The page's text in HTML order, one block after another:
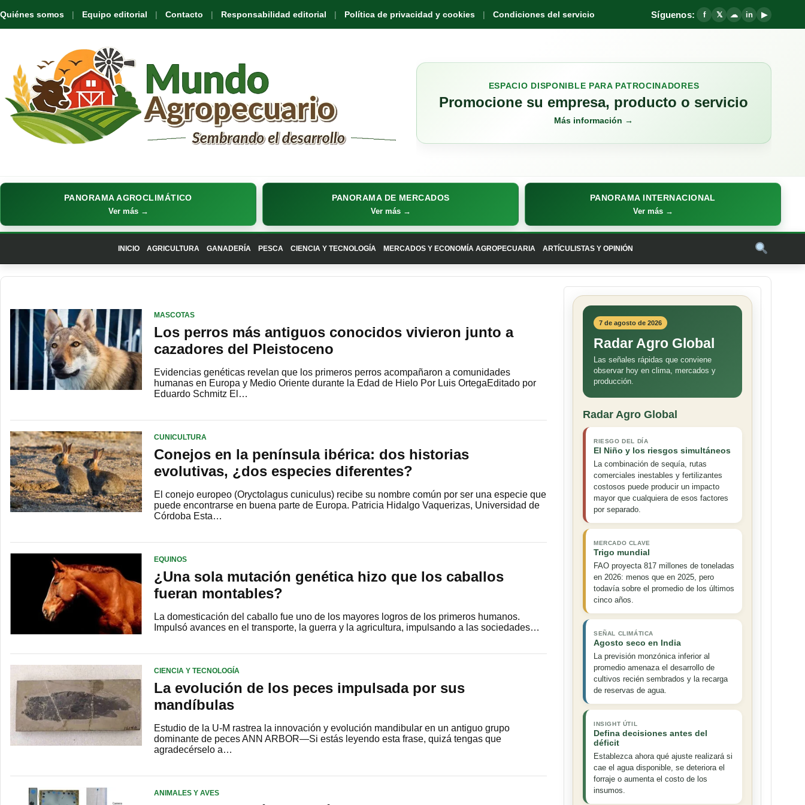
Quiénes somos Equipo editorial Contacto Responsabilidad editorial Política de privacidad y cookies Condiciones del servicio Síguenos: f 𝕏 ☁ in ▶
ESPACIO DISPONIBLE PARA PATROCINADORES
Promocione su empresa, producto o servicio
Más información →
PANORAMA AGROCLIMÁTICO
Ver más →
PANORAMA DE MERCADOS
Ver más →
PANORAMA INTERNACIONAL
Ver más →
INICIO AGRICULTURA GANADERÍA PESCA CIENCIA Y TECNOLOGÍA MERCADOS Y ECONOMÍA AGROPECUARIA ARTÍCULISTAS Y OPINIÓN
MASCOTAS
Los perros más antiguos conocidos vivieron junto a
cazadores del Pleistoceno
Evidencias genéticas revelan que los primeros perros acompañaron a comunidades
humanas en Europa y Medio Oriente durante la Edad de Hielo Por Luis OrtegaEditado por
Eduardo Schmitz El…
CUNICULTURA
Conejos en la península ibérica: dos historias
evolutivas, ¿dos especies diferentes?
El conejo europeo (Oryctolagus cuniculus) recibe su nombre común por ser una especie que
puede encontrarse en buena parte de Europa. Patricia Hidalgo Vaquerizas, Universidad de
Córdoba Esta…
EQUINOS
¿Una sola mutación genética hizo que los caballos
fueran montables?
La domesticación del caballo fue uno de los mayores logros de los primeros humanos.
Impulsó avances en el transporte, la guerra y la agricultura, impulsando a las sociedades…
CIENCIA Y TECNOLOGÍA
La evolución de los peces impulsada por sus
mandíbulas
Estudio de la U-M rastrea la innovación y evolución mandibular en un antiguo grupo
dominante de peces ANN ARBOR—Si estás leyendo esta frase, quizá tengas que
agradecérselo a…
ANIMALES Y AVES
7 de agosto de 2026
Radar Agro Global
Las señales rápidas que conviene
observar hoy en clima, mercados y
producción.
Radar Agro Global
RIESGO DEL DÍA
El Niño y los riesgos simultáneos
La combinación de sequía, rutas
comerciales inestables y fertilizantes
costosos puede producir un impacto
mayor que cualquiera de esos factores
por separado.
MERCADO CLAVE
Trigo mundial
FAO proyecta 817 millones de toneladas
en 2026: menos que en 2025, pero
todavía sobre el promedio de los últimos
cinco años.
SEÑAL CLIMÁTICA
Agosto seco en India
La previsión monzónica inferior al
promedio amenaza el desarrollo de
cultivos recién sembrados y la recarga
de reservas de agua.
INSIGHT ÚTIL
Defina decisiones antes del
déficit
Establezca ahora qué ajuste realizará si
cae el agua disponible, se deteriora el
forraje o aumenta el costo de los
insumos.